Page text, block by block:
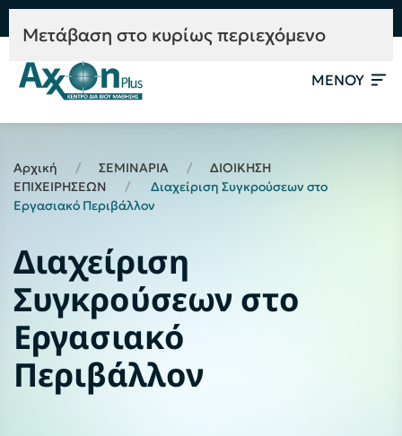
Mετάβαση στο κυρίως περιεχόμενο
ΜΕΝΟΥ
Αρχική ΣΕΜΙΝΑΡΙΑ
ΔΙΟΙΚΗΣΗ
ΕΠΙΧΕΙΡΗΣΕΩΝ
Διαχείριση Συγκρούσεων στο
Εργασιακό Περιβάλλον
Διαχείριση
Συγκρούσεων στο
Εργασιακό
Περιβάλλον